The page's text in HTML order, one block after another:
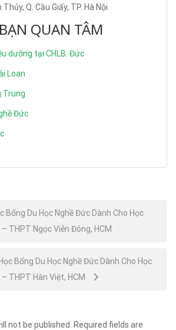
Q. Cầu Giấy, TP. Hà Nội
QUAN TÂM
dưỡng tại CHLB. Đức
Loan
Trung
Đức
Bổng Du Học Nghề Đức Dành Cho Học
THPT Ngọc Viễn Đông, HCM
Bổng Du Học Nghề Đức Dành Cho Học
THPT Hàn Việt, HCM
not be published. Required fields are